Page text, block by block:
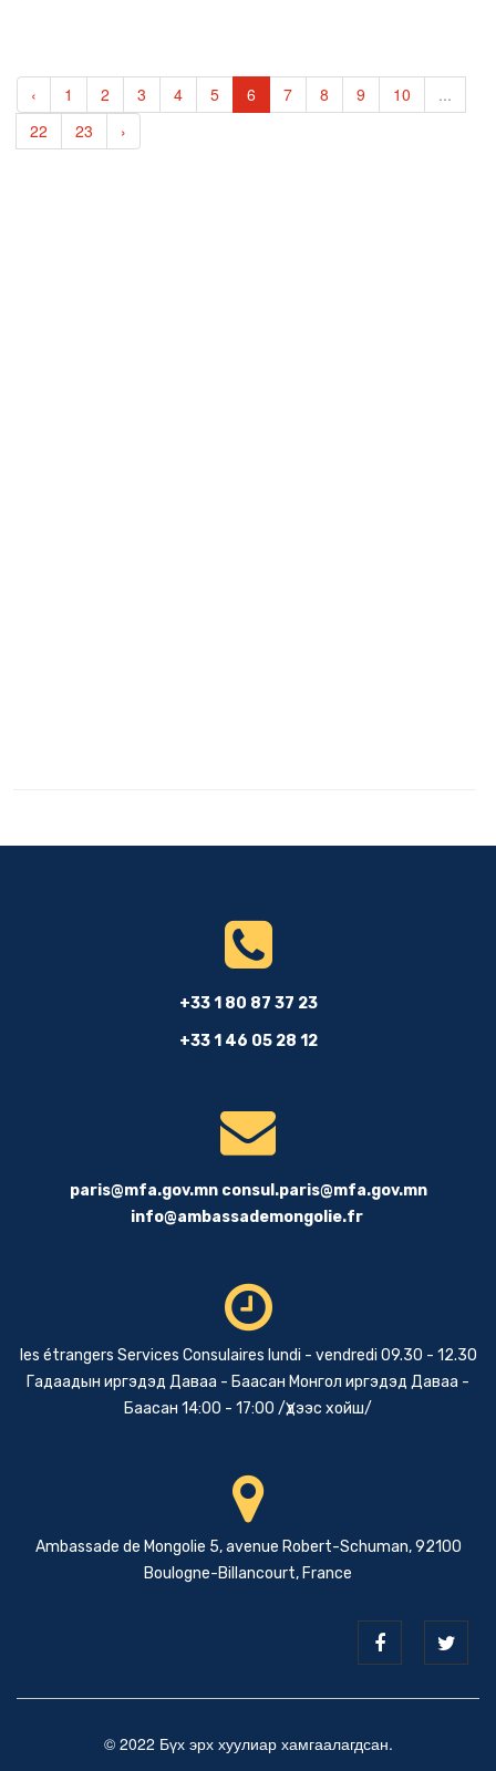
‹ 1 2 3 4 5 6 7 8 9 10
...
22
23 ›
+33 1 80 87 37 23
+33 1 46 05 28 12
paris@mfa.gov.mn consul.paris@mfa.gov.mn
info@ambassademongolie.fr
les étrangers Services Consulaires lundi - vendredi 09.30 - 12.30
Гадаадын иргэдэд Даваа - Баасан Монгол иргэдэд Даваа -
Баасан 14:00 - 17:00 /Үдээс хойш/
Ambassade de Mongolie 5, avenue Robert-Schuman, 92100
Boulogne-Billancourt, France
© 2022 Бүх эрх хуулиар хамгаалагдсан.